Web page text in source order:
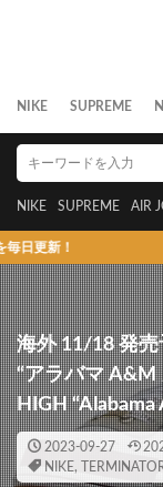
NIKE SUPREME
NIKE SUPREME AIR
海外 11/18 発
“アラバマ A&M
HIGH
2023-09-27
NIKE,